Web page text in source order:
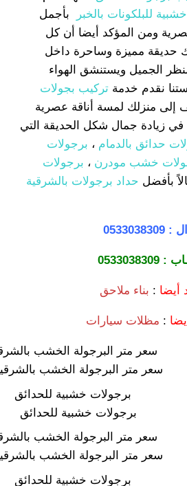
للبلكونات بالخبر
بأجمل
ومن المؤكد أيضا أن كل
حديقة مميزة وساحرة داخل
الجميل ويستنشق الهواء
نقدم خدمة تركيب بجولات
إلى منزلك لمسة أناقة عصرية
زيادة جمال شكل الحديقة التي
حدائق بالدمام ، برجولات
خشب مودرن ، برجولات
بأفضل حداد برجولات بالشرقية
:
0533038309
:
0533038309
أيضا : بناء ملاحق
: مظلات سيارات
سعر متر البرجولة الخشب
برجولات خشبية للحدائق
سعر متر البرجولة الخشب